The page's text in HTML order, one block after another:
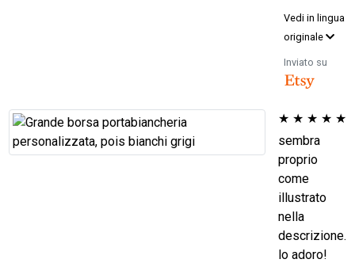
Vedi in lingua
originale
Inviato su
★ ★ ★ ★ ★
sembra
proprio
come
illustrato
nella
descrizione.
lo adoro!